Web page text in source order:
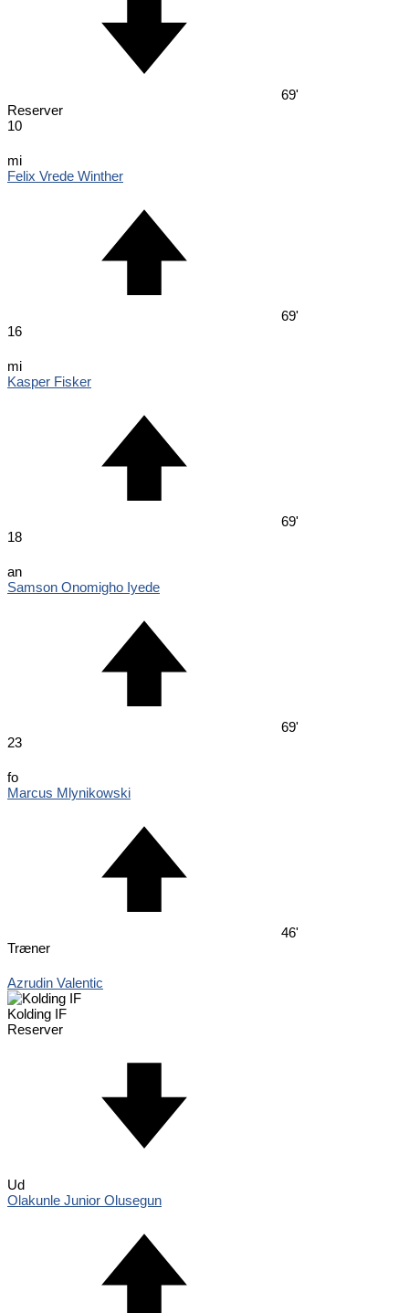
69'
Reserver
10
mi
Felix Vrede Winther
69'
16
mi
Kasper Fisker
69'
18
an
Samson Onomigho Iyede
69'
23
fo
Marcus Mlynikowski
46'
Træner
Azrudin Valentic
Kolding IF
Reserver
Ud
Olakunle Junior Olusegun